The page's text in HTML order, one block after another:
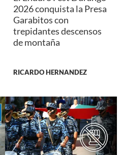
2026 conquista la Presa
Garabitos con
trepidantes descensos
de montaña
RICARDO HERNANDEZ